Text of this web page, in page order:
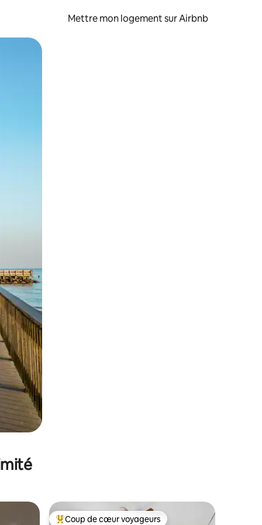
Mettre mon logement sur Airbnb
glisser.
Coup de cœur voyageurs